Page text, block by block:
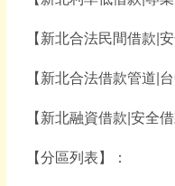
【新北合法民間借款|
【新北合法借款管道|
【新北融資借款|安全
【分區列表】：